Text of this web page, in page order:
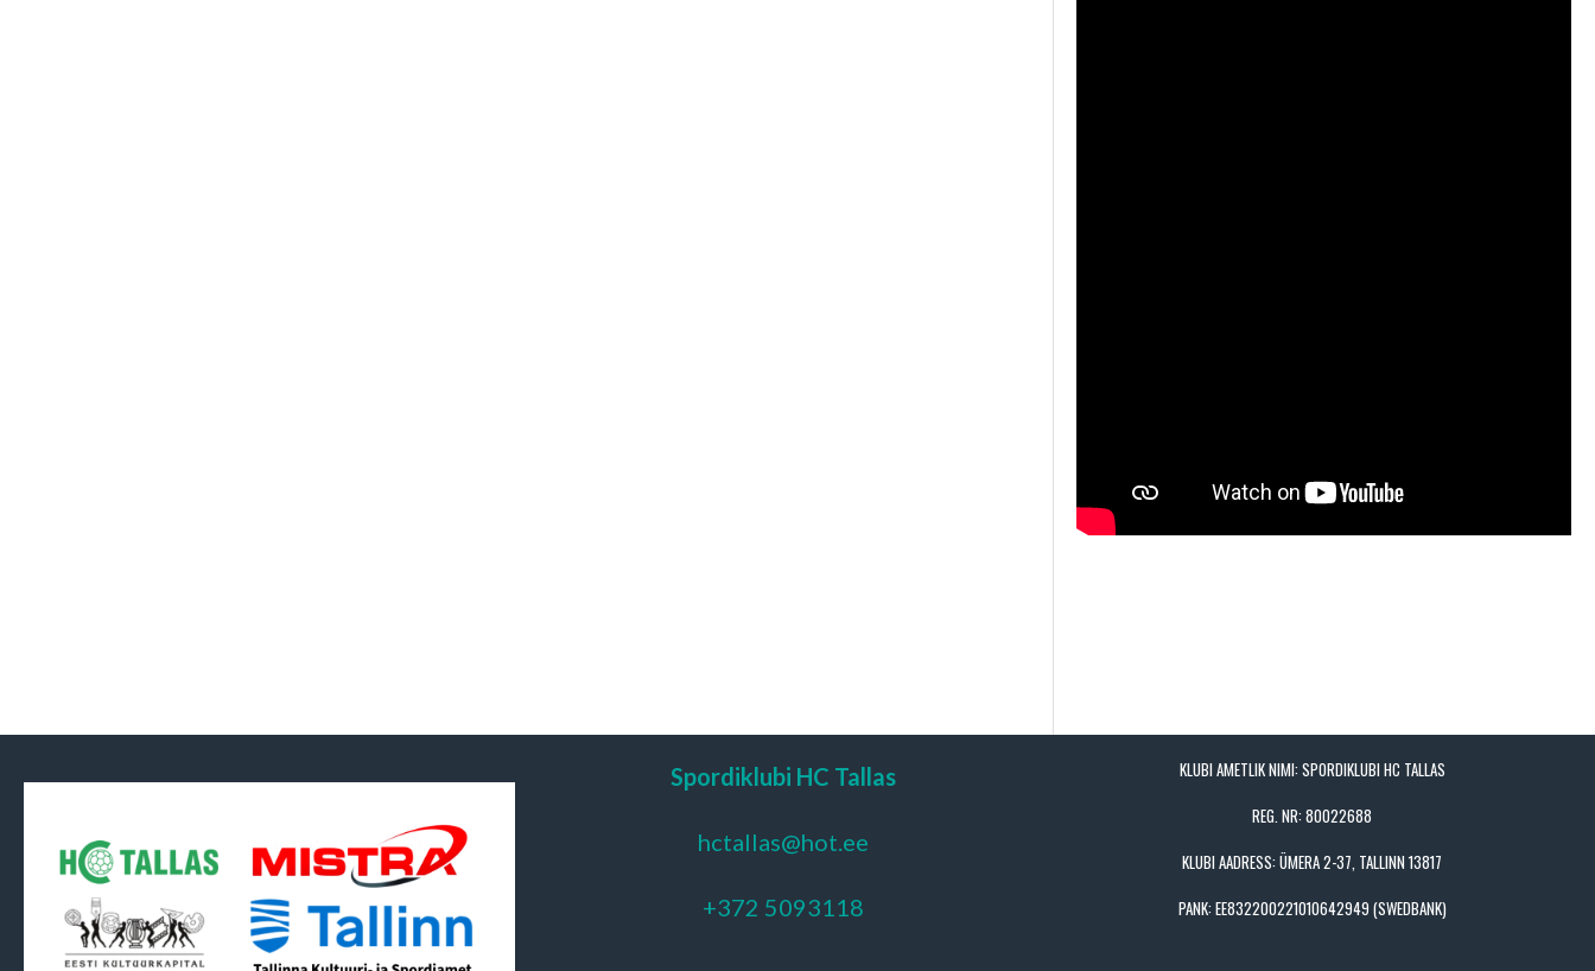
Spordiklubi HC Tallas
hctallas@hot.ee
+372 5093118
KLUBI AMETLIK NIMI: SPORDIKLUBI HC TALLAS
REG. NR: 80022688
KLUBI AADRESS: ÜMERA 2-37, TALLINN 13817
PANK: EE832200221010642949 (SWEDBANK)